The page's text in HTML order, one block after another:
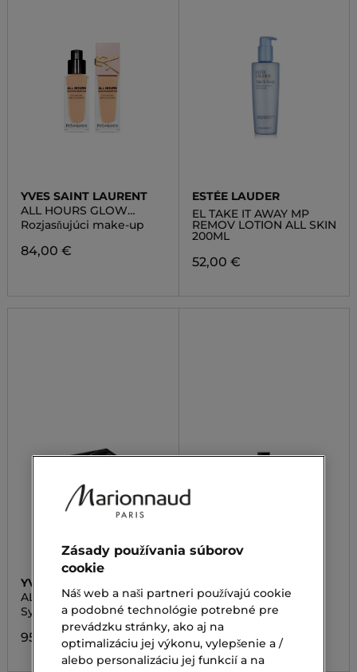
YVES SAINT LAURENT
ALL HOURS GLOW
FOUNDATION
Rozjasňujúci make-up
84,00 €
ESTÉE LAUDER
EL TAKE IT AWAY MP
REMOV LOTION ALL SKIN
200ML
52,00 €
YVES SAINT LAURENT
ALL HOURS HYPER BLUR
Sypký púder
95,00 €
TEINT IDOLE ULTRA
WEAR ALL OVER
CONCEALER
Korektor
50,00 €
Zásady používania súborov
cookie
Náš web a naši partneri používajú cookie
a podobné technológie potrebné pre
prevádzku stránky, ako aj na
optimalizáciu jej výkonu, vylepšenie a /
alebo personalizáciu jej funkcií a na